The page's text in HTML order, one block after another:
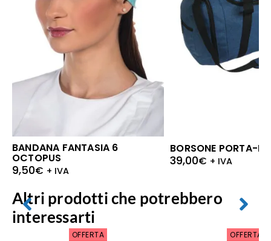
BANDANA FANTASIA 6
OCTOPUS
9,50€ + IVA
BORSONE PORTA-
39,00€ + IVA
Altri prodotti che potrebbero
interessarti
OFFERTA OFFERTA